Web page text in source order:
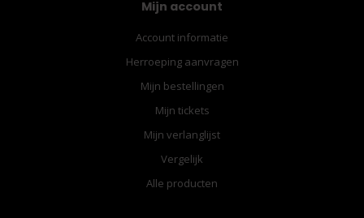
Mijn account
Account informatie
Herroeping aanvragen
Mijn bestellingen
Mijn tickets
Mijn verlanglijst
Vergelijk
Alle producten